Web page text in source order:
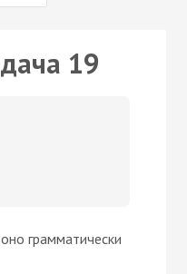
19
грамматически